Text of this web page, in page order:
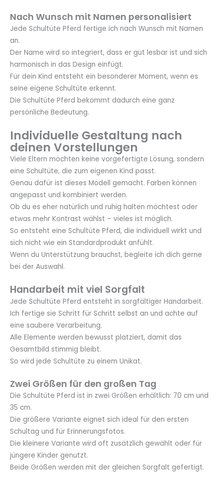
Nach Wunsch mit Namen personalisiert
Jede Schultüte Pferd fertige ich nach Wunsch mit Namen
an.
Der Name wird so integriert, dass er gut lesbar ist und sich
harmonisch in das Design einfügt.
Für dein Kind entsteht ein besonderer Moment, wenn es
seine eigene Schultüte erkennt.
Die Schultüte Pferd bekommt dadurch eine ganz
persönliche Bedeutung.
Individuelle Gestaltung nach
deinen Vorstellungen
Viele Eltern möchten keine vorgefertigte Lösung, sondern
eine Schultüte, die zum eigenen Kind passt.
Genau dafür ist dieses Modell gemacht. Farben können
angepasst und kombiniert werden.
Ob du es eher natürlich und ruhig halten möchtest oder
etwas mehr Kontrast wählst – vieles ist möglich.
So entsteht eine Schultüte Pferd, die individuell wirkt und
sich nicht wie ein Standardprodukt anfühlt.
Wenn du Unterstützung brauchst, begleite ich dich gerne
bei der Auswahl.
Handarbeit mit viel Sorgfalt
Jede Schultüte Pferd entsteht in sorgfältiger Handarbeit.
Ich fertige sie Schritt für Schritt selbst an und achte auf
eine saubere Verarbeitung.
Alle Elemente werden bewusst platziert, damit das
Gesamtbild stimmig bleibt.
So wird jede Schultüte zu einem Unikat.
Zwei Größen für den großen Tag
Die Schultüte Pferd ist in zwei Größen erhältlich: 70 cm und
35 cm.
Die größere Variante eignet sich ideal für den ersten
Schultag und für Erinnerungsfotos.
Die kleinere Variante wird oft zusätzlich gewählt oder für
jüngere Kinder genutzt.
Beide Größen werden mit der gleichen Sorgfalt gefertigt.